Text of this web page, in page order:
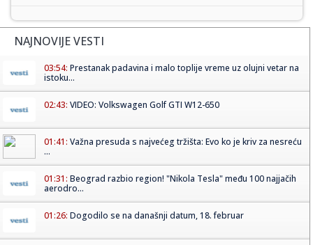
NAJNOVIJE VESTI
03:54: Prestanak padavina i malo toplije vreme uz olujni vetar na
istoku...
02:43: VIDEO: Volkswagen Golf GTI W12-650
01:41: Važna presuda s najvećeg tržišta: Evo ko je kriv za nesreću
...
01:31: Beograd razbio region! "Nikola Tesla" među 100 najjačih
aerodro...
01:26: Dogodilo se na današnji datum, 18. februar